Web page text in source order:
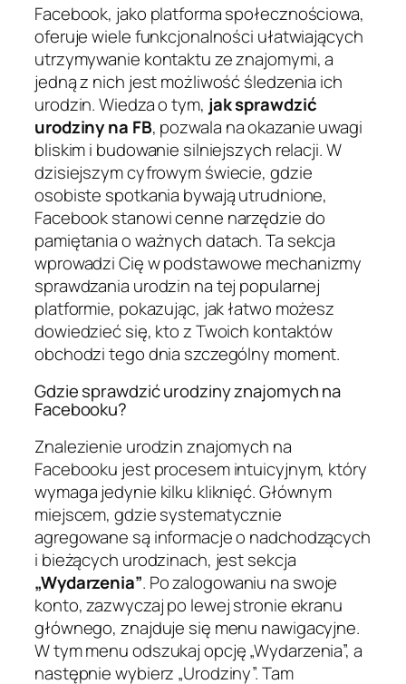
Facebook, jako platforma społecznościowa,
oferuje wiele funkcjonalności ułatwiających
utrzymywanie kontaktu ze znajomymi, a
jedną z nich jest możliwość śledzenia ich
urodzin. Wiedza o tym, jak sprawdzić
urodziny na FB, pozwala na okazanie uwagi
bliskim i budowanie silniejszych relacji. W
dzisiejszym cyfrowym świecie, gdzie
osobiste spotkania bywają utrudnione,
Facebook stanowi cenne narzędzie do
pamiętania o ważnych datach. Ta sekcja
wprowadzi Cię w podstawowe mechanizmy
sprawdzania urodzin na tej popularnej
platformie, pokazując, jak łatwo możesz
dowiedzieć się, kto z Twoich kontaktów
obchodzi tego dnia szczególny moment.
Gdzie sprawdzić urodziny znajomych na
Facebooku?
Znalezienie urodzin znajomych na
Facebooku jest procesem intuicyjnym, który
wymaga jedynie kilku kliknięć. Głównym
miejscem, gdzie systematycznie
agregowane są informacje o nadchodzących
i bieżących urodzinach, jest sekcja
„Wydarzenia”. Po zalogowaniu na swoje
konto, zazwyczaj po lewej stronie ekranu
głównego, znajduje się menu nawigacyjne.
W tym menu odszukaj opcję „Wydarzenia”, a
następnie wybierz „Urodziny”. Tam